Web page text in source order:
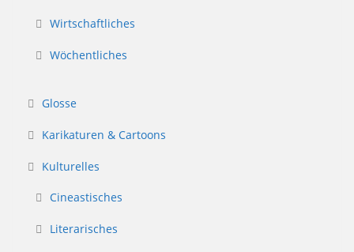
Wirtschaftliches
Wöchentliches
Glosse
Karikaturen & Cartoons
Kulturelles
Cineastisches
Literarisches